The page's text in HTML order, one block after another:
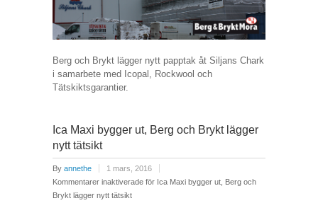
Berg och Brykt lägger nytt papptak åt Siljans Chark
i samarbete med Icopal, Rockwool och
Tätskiktsgarantier.
Ica Maxi bygger ut, Berg och Brykt lägger
nytt tätsikt
By annethe
1 mars, 2016
Kommentarer inaktiverade för Ica Maxi bygger ut, Berg och
Brykt lägger nytt tätsikt